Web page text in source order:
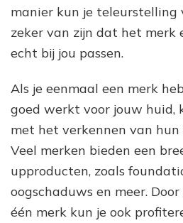
manier kun je teleurstelling
zeker van zijn dat het merk
echt bij jou passen.
Als je eenmaal een merk
goed werkt voor jouw huid,
met het verkennen van
Veel merken bieden een
upproducten, zoals
oogschaduws en meer.
één merk kun je ook